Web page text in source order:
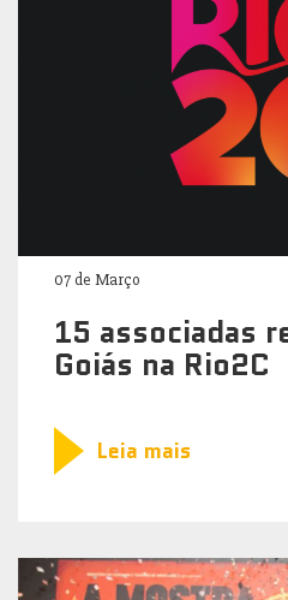
07 de Março
15 associadas
Goiás na Rio2C
Leia mais